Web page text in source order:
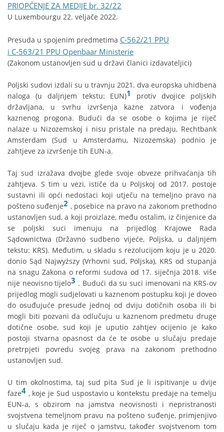
PRIOPĆENJE ZA MEDIJE br. 32/22
U Luxembourgu 22. veljače 2022.
Presuda u spojenim predmetima C-562/21 PPU
i C-563/21 PPU Openbaar Ministerie
(Zakonom ustanovljen sud u državi članici izdavateljici)
Poljski sudovi izdali su u travnju 2021. dva europska uhidbena
naloga (u daljnjem tekstu: EUN)1
protiv dvojice poljskih
državljana, u svrhu izvršenja kazne zatvora i vođenja
kaznenog progona. Budući da se osobe o kojima je riječ
nalaze u Nizozemskoj i nisu pristale na predaju, Rechtbank
Amsterdam (Sud u Amsterdamu, Nizozemska) podnio je
zahtjeve za izvršenje tih EUN-a.
Taj sud izražava dvojbe glede svoje obveze prihvaćanja tih
zahtjeva. S tim u vezi, ističe da u Poljskoj od 2017. postoje
sustavni ili opći nedostaci koji utječu na temeljno pravo na
pošteno suđenje2 , posebice na pravo na zakonom prethodno
ustanovljen sud, a koji proizlaze, među ostalim, iz činjenice da
se poljski suci imenuju na prijedlog Krajowe Rada
Sądownictwa (Državno sudbeno vijeće, Poljska, u daljnjem
tekstu: KRS). Međutim, u skladu s rezolucijom koju je u 2020.
donio Sąd Najwyższy (Vrhovni sud, Poljska), KRS od stupanja
na snagu Zakona o reformi sudova od 17. siječnja 2018. više
nije neovisno tijelo3 . Budući da su suci imenovani na KRS-ov
prijedlog mogli sudjelovati u kaznenom postupku koji je doveo
do osuđujuće presude jednoj od dviju dotičnih osoba ili bi
mogli biti pozvani da odlučuju u kaznenom predmetu druge
dotične osobe, sud koji je uputio zahtjev ocijenio je kako
postoji stvarna opasnost da će te osobe u slučaju predaje
pretrpjeti povredu svojeg prava na zakonom prethodno
ustanovljen sud.
U tim okolnostima, taj sud pita Sud je li ispitivanje u dvije
faze4 , koje je Sud uspostavio u kontekstu predaje na temelju
EUN-a, s obzirom na jamstva neovisnosti i nepristranosti
svojstvena temeljnom pravu na pošteno suđenje, primjenjivo
u slučaju kada je riječ o jamstvu, također svojstvenom tom